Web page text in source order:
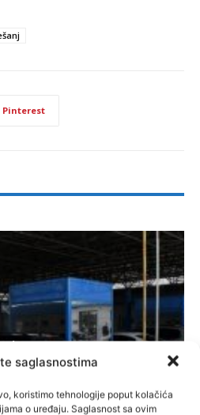
saglasnostima
koristimo tehnologije poput kolačića
o uređaju. Saglasnost sa ovim
Pinterest
suprugu na
voziti za